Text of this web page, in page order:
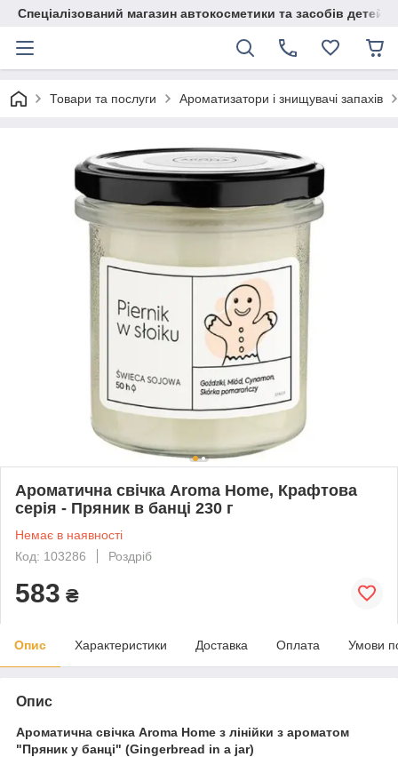
Спеціалізований магазин автокосметики та засобів
Товари та послуги Ароматизатори і знищувачі запахів
Ароматична свічка Aroma Home, Крафтова
серія - Пряник в банці 230 г
Немає в наявності
Код: 103286
Роздріб
583 ₴
Опис Характеристики Доставка Оплата Умови
Опис
Ароматична свічка Aroma Home з лінійки з ароматом
"Пряник у банці" (Gingerbread in a jar)